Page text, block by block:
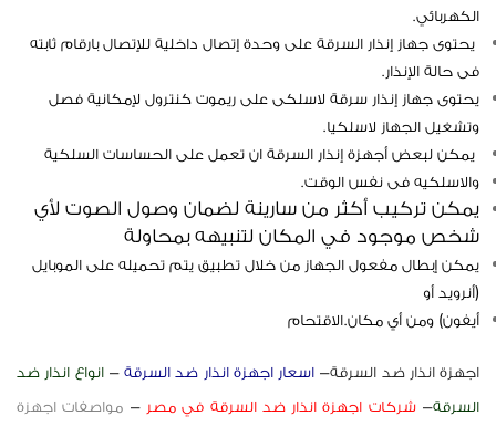
الكهربائي.
يحتوى جهاز إنذار السرقة على وحدة إتصال داخلية للإتصال بارقام ثابته
فى حالة الإنذار.
يحتوى جهاز إنذار سرقة لاسلكى على ريموت كنترول لإمكانية فصل
وتشغيل الجهاز لاسلكيا.
يمكن لبعض أجهزة إنذار السرقة ان تعمل على الحساسات السلكية
والاسلكيه فى نفس الوقت.
يمكن تركيب أكثر من سارينة لضمان وصول الصوت لأي
شخص موجود في المكان لتنبيهه بمحاولة
يمكن إبطال مفعول الجهاز من خلال تطبيق يتم تحميله على الموبايل
(أنرويد أو
أيفون) ومن أي مكان.الاقتحام
اجهزة انذار ضد السرقة– اسعار اجهزة انذار ضد السرقة –انواع انذار ضد
السرقة–شركات اجهزة انذار ضد السرقة في مصر – مواصفات اجهزة